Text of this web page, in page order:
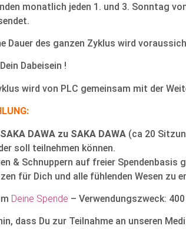
monatlich jeden 1. und 3. Sonntag
Dauer des ganzen Zyklus wird
Dabeisein !
wird von PLC gemeinsam mit der
DAWA zu SAKA DAWA (ca 20
soll teilnehmen können.
& Schnuppern auf freier Spendenbasis
für Dich und alle fühlenden Wesen
Deine Spende – Verwendungszweck: 400
dass Du zur Teilnahme an unseren